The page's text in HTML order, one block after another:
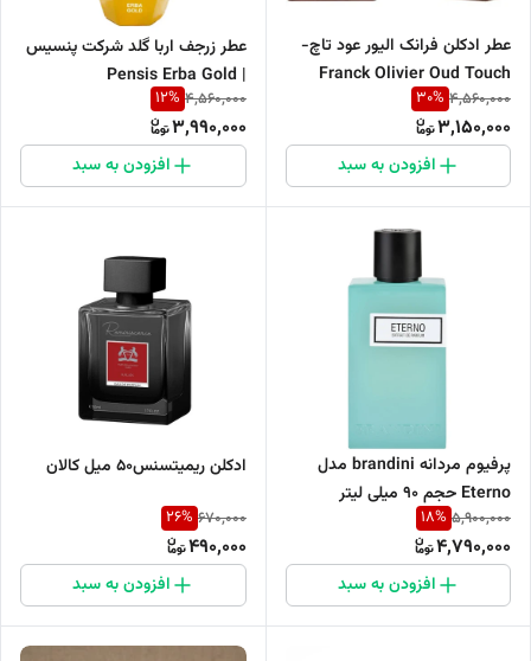
عطر ادکلن فرانک الیور عود تاچ-
Franck Olivier Oud Touch
4,560,000
30%
3,150,000
افزودن به سبد
عطر زرجف اربا گلد شرکت پنسیس
| Pensis Erba Gold ‌
4,560,000
12%
3,990,000
افزودن به سبد
پرفیوم مردانه brandini مدل
Eterno حجم 90 میلی لیتر
5,900,000
18%
4,790,000
افزودن به سبد
ادکلن ریمیتسنس۵۰ میل کالان
670,000
26%
490,000
افزودن به سبد